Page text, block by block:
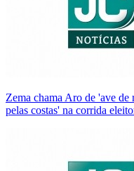
Zema chama Aro de 'ave
pelas costas' na corrida